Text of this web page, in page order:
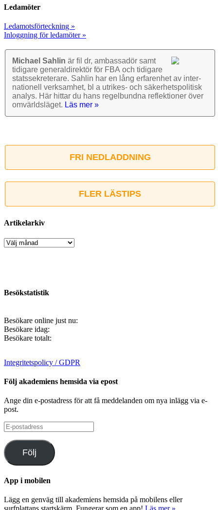
Ledamöter
Ledamotsförteckning »
Inloggning för ledamöter »
Michael Sahlin är fil dr, ambassadör samt
tidigare general­direktör för FBA och tidigare
stats­sekre­terare. Sahlin har en lång erfarenhet av inter­
nationell verk­samhet, bl a utrikes- och säkerhets­politisk
analys. Här hittar du hans regel­bundna reflek­tioner över
omvärlds­läget. Läs mer »
FRI NEDLADDNING
FLER LÄSTIPS
Artikelarkiv
Artikelarkiv
Besökstatistik
Besökare online just nu:
Besökare idag:
Besökare totalt:
Integritetspolicy / GDPR
Följ akademiens hemsida via epost
Ange din e-postadress för att få meddelanden om nya inlägg via e-
post.
E-
postadress
Följ
App i mobilen
Lägg en genväg till akademiens hemsida på mobilens eller
surfplattans startskärm. Fungerar som en app! Läs mer »